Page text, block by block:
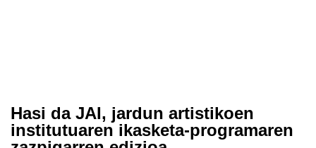
Hasi da JAI, jardun artistikoen
institutuaren ikasketa-programaren